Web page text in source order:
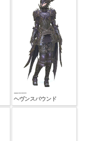
ヘヴンスバウンド